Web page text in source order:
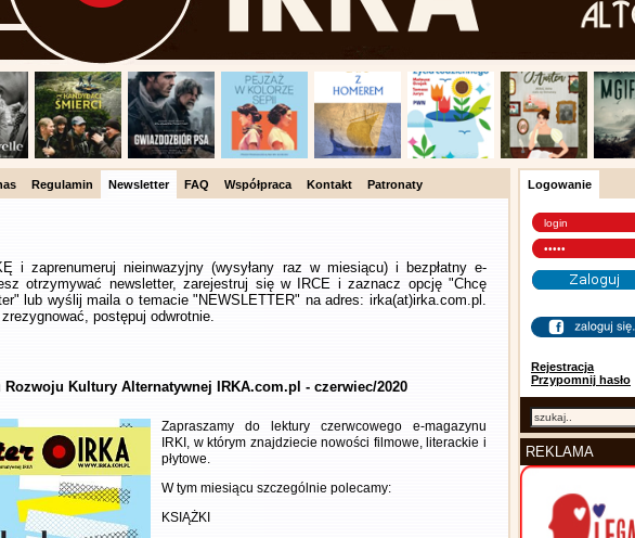
Regulamin Newsletter FAQ Współpraca Kontakt Patronaty
i zaprenumeruj nieinwazyjny (wysyłany raz w miesiącu) i bezpłatny e-
otrzymywać newsletter, zarejestruj się w IRCE i zaznacz opcję "Chcę
lub wyślij maila o temacie "NEWSLETTER" na adres: irka(at)irka.com.pl.
postępuj odwrotnie.
Rozwoju Kultury Alternatywnej IRKA.com.pl - czerwiec/2020
Zapraszamy do lektury czerwcowego e-magazynu
IRKI, w którym znajdziecie nowości filmowe, literackie i
płytowe.
W tym miesiącu szczególnie polecamy:
KSIĄŻKI
Logowanie
Rejestracja
Przypomnij hasło
REKLAMA